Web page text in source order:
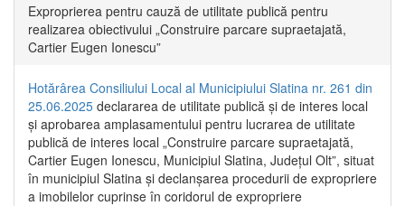
Exproprierea pentru cauză de utilitate publică pentru
realizarea obiectivului „Construire parcare supraetajată,
Cartier Eugen Ionescu”
Hotărârea Consiliului Local al Municipiului Slatina nr. 261 din
25.06.2025 declararea de utilitate publică și de interes local
și aprobarea amplasamentului pentru lucrarea de utilitate
publică de interes local „Construire parcare supraetajată,
Cartier Eugen Ionescu, Municipiul Slatina, Județul Olt”, situat
în municipiul Slatina și declanșarea procedurii de expropriere
a imobilelor cuprinse în coridorul de expropriere